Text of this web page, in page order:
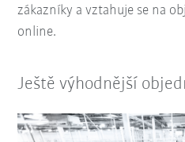
zákazníky a vztahuje se na
online.
Ještě výhodnější